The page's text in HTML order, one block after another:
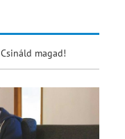
Csináld magad!